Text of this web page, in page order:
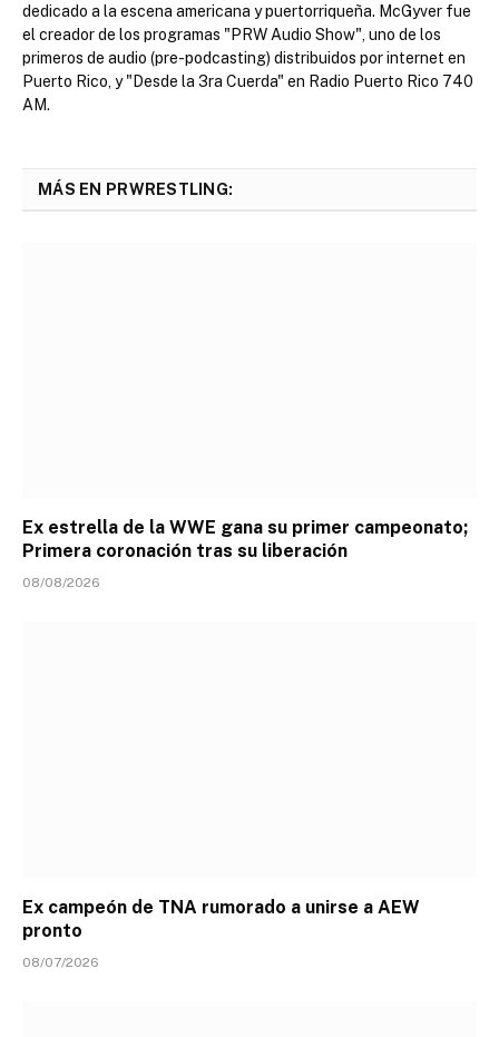
dedicado a la escena americana y puertorriqueña. McGyver fue
el creador de los programas "PRW Audio Show", uno de los
primeros de audio (pre-podcasting) distribuidos por internet en
Puerto Rico, y "Desde la 3ra Cuerda" en Radio Puerto Rico 740
AM.
MÁS EN PRWRESTLING:
Ex estrella de la WWE gana su primer campeonato;
Primera coronación tras su liberación
08/08/2026
Ex campeón de TNA rumorado a unirse a AEW
pronto
08/07/2026